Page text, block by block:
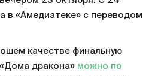
в «Амедиатеке» с переводом
качестве финальную
дракона» можно по